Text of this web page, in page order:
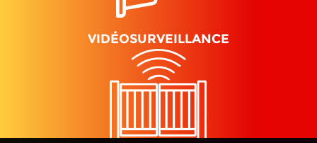
VIDÉOSURVEILLANCE